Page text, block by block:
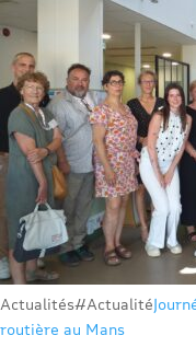
Actualités#Actualité
routière au Mans